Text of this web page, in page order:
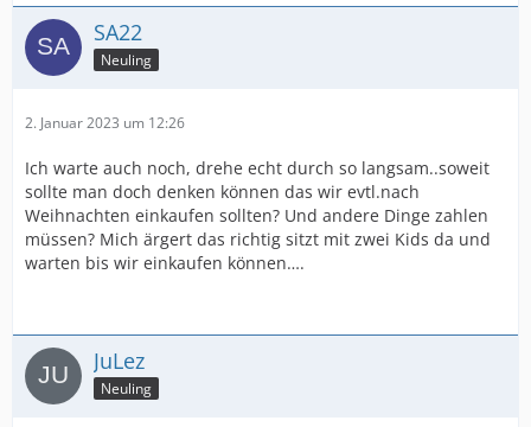
SA22
Neuling
2. Januar 2023 um 12:26
Ich warte auch noch, drehe echt durch so langsam..soweit
sollte man doch denken können das wir evtl.nach
Weihnachten einkaufen sollten? Und andere Dinge zahlen
müssen? Mich ärgert das richtig sitzt mit zwei Kids da und
warten bis wir einkaufen können….
JuLez
Neuling